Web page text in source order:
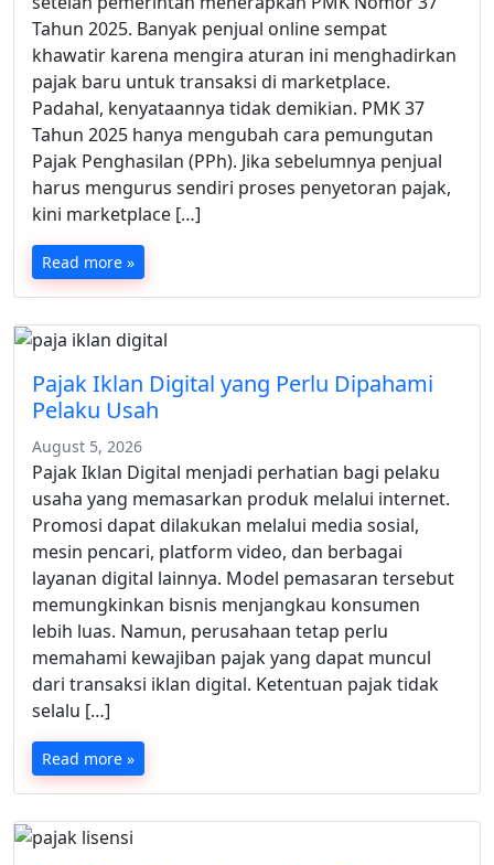
Tahun 2025. Banyak penjual online sempat
khawatir karena mengira aturan ini menghadirkan
pajak baru untuk transaksi di marketplace.
Padahal, kenyataannya tidak demikian. PMK 37
Tahun 2025 hanya mengubah cara pemungutan
Pajak Penghasilan (PPh). Jika sebelumnya penjual
harus mengurus sendiri proses penyetoran pajak,
kini marketplace […]
Read more »
Pajak Iklan Digital yang Perlu Dipahami
Pelaku Usah
August 5, 2026
Pajak Iklan Digital menjadi perhatian bagi pelaku
usaha yang memasarkan produk melalui internet.
Promosi dapat dilakukan melalui media sosial,
mesin pencari, platform video, dan berbagai
layanan digital lainnya. Model pemasaran tersebut
memungkinkan bisnis menjangkau konsumen
lebih luas. Namun, perusahaan tetap perlu
memahami kewajiban pajak yang dapat muncul
dari transaksi iklan digital. Ketentuan pajak tidak
selalu […]
Read more »